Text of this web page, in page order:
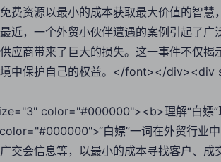
费资源以最小的成本获取最大价值的智慧
近，一个外贸小伙伴遭遇的案例引起了广
应商带来了巨大的损失。这一事件不仅揭
境中保护自己的权益。</font></
color="#000000"><b>理解“白嫖
白嫖”一词在外贸行业中
会信息等，以最小的成本寻找客户、成